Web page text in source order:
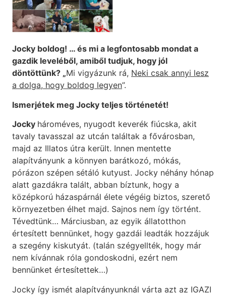
Jocky boldog! … és mi a legfontosabb mondat a
gazdik leveléből, amiből tudjuk, hogy jól
döntöttünk? „Mi vigyázunk rá, Neki csak annyi lesz
a dolga, hogy boldog legyen”.
Ismerjétek meg Jocky teljes történetét!
Jocky hároméves, nyugodt keverék fiúcska, akit
tavaly tavasszal az utcán találtak a fővárosban,
majd az Illatos útra került. Innen mentette
alapítványunk a könnyen barátkozó, mókás,
pórázon szépen sétáló kutyust. Jocky néhány hónap
alatt gazdákra talált, abban bíztunk, hogy a
középkorú házaspárnál élete végéig biztos, szerető
környezetben élhet majd. Sajnos nem így történt.
Tévedtünk… Márciusban, az egyik állatotthon
értesített bennünket, hogy gazdái leadták hozzájuk
a szegény kiskutyát. (talán szégyellték, hogy már
nem kívánnak róla gondoskodni, ezért nem
bennünket értesítettek…)
Jocky így ismét alapítványunknál várta azt az IGAZI